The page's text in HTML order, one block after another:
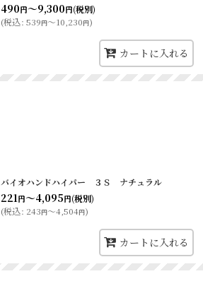
490円～9,300円(税別)
(税込: 539円～10,230円)
カートに入れる
バイオハンドハイパー ３Ｓ ナチュラル
221 円～4,095円(税別)
(税込: 243円～4,504円)
カートに入れる